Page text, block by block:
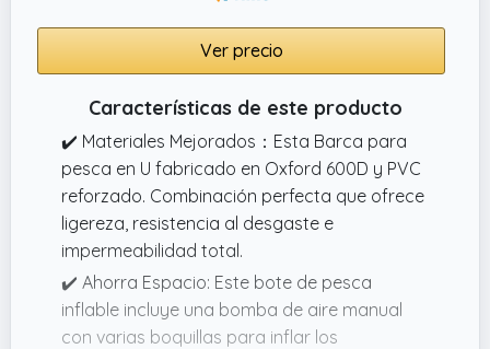
Ver precio
Características de este producto
✔️ Materiales Mejorados：Esta Barca para
pesca en U fabricado en Oxford 600D y PVC
reforzado. Combinación perfecta que ofrece
ligereza, resistencia al desgaste e
impermeabilidad total.
✔️ Ahorra Espacio: Este bote de pesca
inflable incluye una bomba de aire manual
con varias boquillas para inflar los